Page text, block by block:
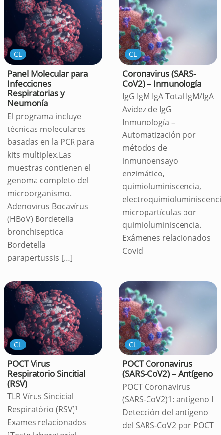
CL
Panel Molecular para
Infecciones
Respiratorias y
Neumonía
El programa incluye
técnicas moleculares
basadas en la PCR para
kits multiplex.Las
muestras contienen el
genoma completo del
microorganismo.
Adenovírus Bocavírus
(HBoV) Bordetella
bronchiseptica
Bordetella
parapertussis […]
CL
Coronavirus (SARS-
CoV2) – Inmunología
IgG IgM IgA Total IgM/IgA
Avidez de IgG
Inmunología –
Automatización por
métodos de
inmunoensayo
enzimático,
quimioluminiscencia,
micropartículas por
quimioluminiscencia.
Exámenes relacionados
Covid
CL
POCT Virus
Respiratorio Sincitial
(RSV)
TLR Vírus Sincicial
Respiratório (RSV)¹
Exames relacionados
CL
POCT Coronavirus
(SARS-CoV2) – Antígeno
POCT Coronavirus
(SARS-CoV2)1: antígeno I
Detección del antígeno
del SARS-CoV2 por POCT